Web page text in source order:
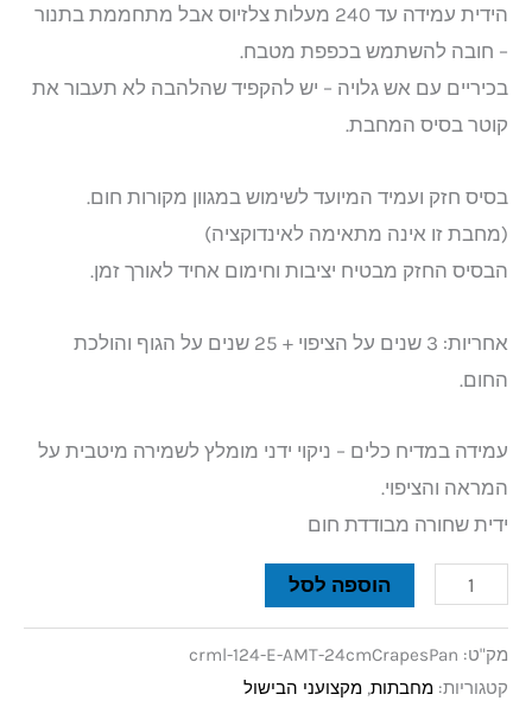
הידית עמידה עד 240 מעלות צלזיוס אבל מתחממת בתנור
– חובה להשתמש בכפפת מטבח.
בכיריים עם אש גלויה – יש להקפיד שהלהבה לא תעבור את
קוטר בסיס המחבת.
בסיס חזק ועמיד המיועד לשימוש במגוון מקורות חום.
(מחבת זו אינה מתאימה לאינדוקציה)
הבסיס החזק מבטיח יציבות וחימום אחיד לאורך זמן.
אחריות: 3 שנים על הציפוי + 25 שנים על הגוף והולכת
החום.
עמידה במדיח כלים – ניקוי ידני מומלץ לשמירה מיטבית על
המראה והציפוי.
ידית שחורה מבודדת חום
הוספה לסל
מק"ט: crml-124-E-AMT-24cmCrapesPan
קטגוריות: מחבתות, מקצועני הבישול